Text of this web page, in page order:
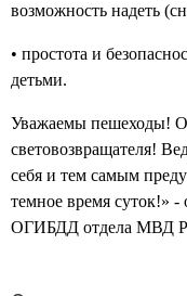
возможность надеть
• простота и
детьми.
Уважаемы пешеходы!
световозвращателя!
себя и тем самым
темное время суток!»
ОГИБДД отдела МВД